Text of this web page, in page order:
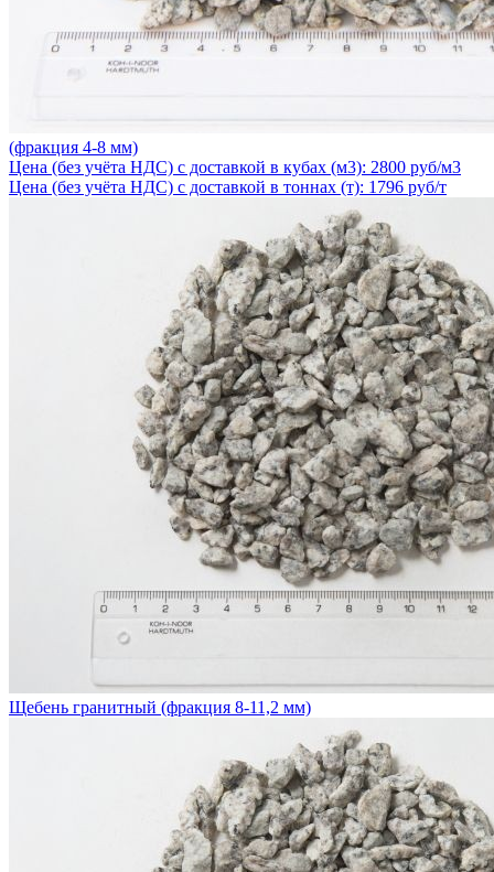
(фракция 4-8 мм)
Цена (без учёта НДС) с доставкой в кубах (м3): 2800 руб/м3
Цена (без учёта НДС) с доставкой в тоннах (т): 1796 руб/т
Щебень гранитный (фракция 8-11,2 мм)